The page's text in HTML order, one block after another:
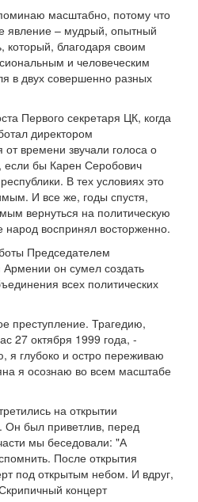
масштабно, потому что
явление – мудрый, опытный
который, благодаря своим
и человеческим
в двух совершенно разных
Первого секретаря ЦК, когда
директором
времени звучали голоса о
бы Карен Серобович
В тех условиях это
И все же, годы спустя,
вернуться на политическую
народ воспринял восторженно.
Председателем
он сумел создать
всех политических
преступление. Трагедию,
27 октября 1999 года, -
глубоко и остро переживаю
я осознаю во всем масштабе
на открытии
Он был приветлив, перед
мы беседовали: "А
После открытия
под открытым небом. И вдруг,
концерт